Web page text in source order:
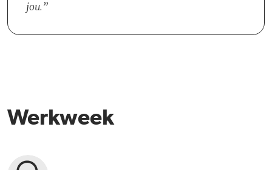
jou.
Werkweek